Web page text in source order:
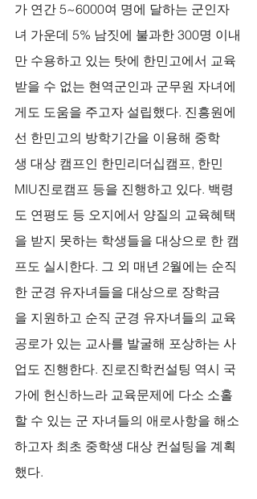
가 연간 5~6000여 명에 달하는 군인자
녀 가운데 5% 남짓에 불과한 300명 이내
만 수용하고 있는 탓에 한민고에서 교육
받을 수 없는 현역군인과 군무원 자녀에
게도 도움을 주고자 설립했다. 진흥원에
선 한민고의 방학기간을 이용해 중학
생 대상 캠프인 한민리더십캠프, 한민
MIU진로캠프 등을 진행하고 있다. 백령
도 연평도 등 오지에서 양질의 교육혜택
을 받지 못하는 학생들을 대상으로 한 캠
프도 실시한다. 그 외 매년 2월에는 순직
한 군경 유자녀들을 대상으로 장학금
을 지원하고 순직 군경 유자녀들의 교육
공로가 있는 교사를 발굴해 포상하는 사
업도 진행한다. 진로진학컨설팅 역시 국
가에 헌신하느라 교육문제에 다소 소홀
할 수 있는 군 자녀들의 애로사항을 해소
하고자 최초 중학생 대상 컨설팅을 계획
했다.